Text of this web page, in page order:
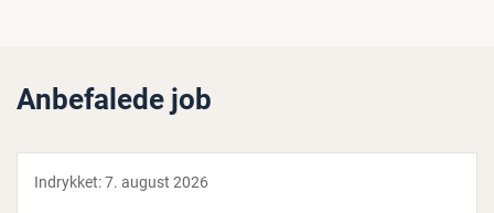
Anbefalede job
Indrykket:7. august 2026